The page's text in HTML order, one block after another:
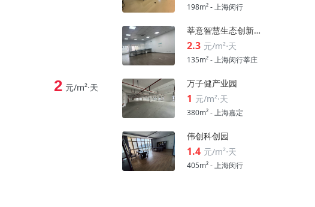
2 元/m²⋅天
198m² - 上海闵行
莘意智慧生态创新科技园
2.3 元/m²⋅天
135m² - 上海闵行莘庄
万子健产业园
1 元/m²⋅天
380m² - 上海嘉定
伟创科创园
1.4 元/m²⋅天
405m² - 上海闵行